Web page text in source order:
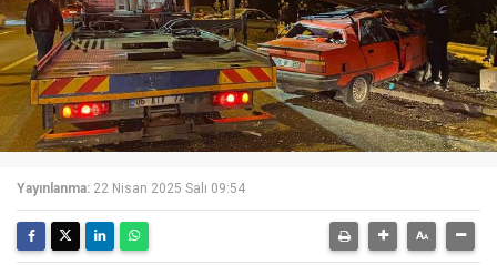
Yayınlanma: 22 Nisan 2025 Salı 09:54